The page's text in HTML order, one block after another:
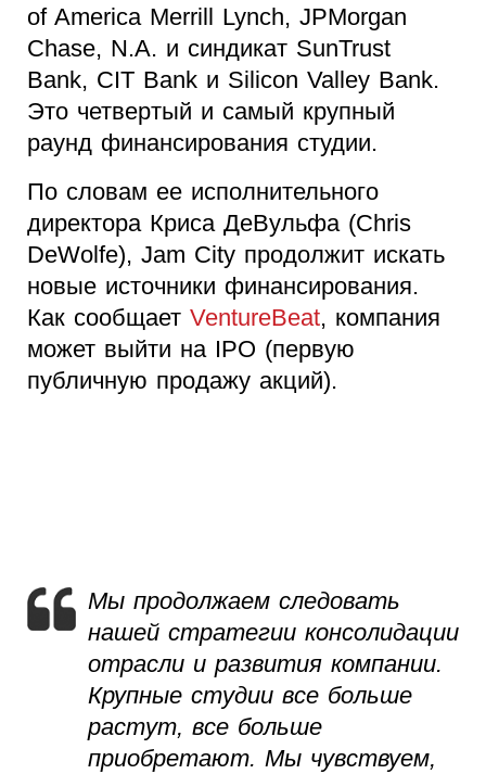
of America Merrill Lynch, JPMorgan
Chase, N.A. и синдикат SunTrust
Bank, CIT Bank и Silicon Valley Bank.
Это четвертый и самый крупный
раунд финансирования студии.
По словам ее исполнительного
директора Криса ДеВульфа (Chris
DeWolfe), Jam City продолжит искать
новые источники финансирования.
Как сообщает VentureBeat, компания
может выйти на IPO (первую
публичную продажу акций).
Мы продолжаем следовать
нашей стратегии консолидации
отрасли и развития компании.
Крупные студии все больше
растут, все больше
приобретают. Мы чувствуем,